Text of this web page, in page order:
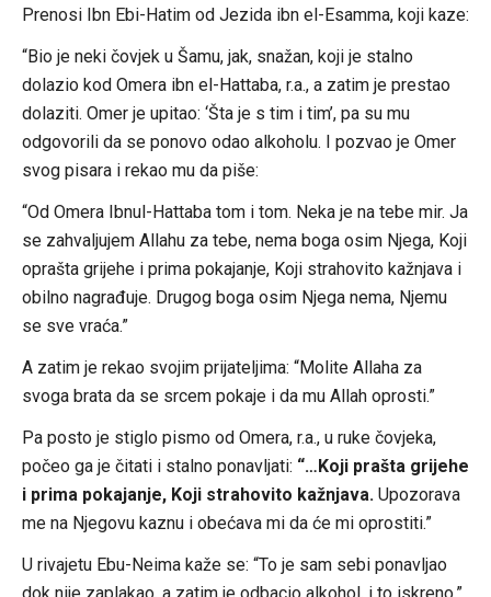
Prenosi Ibn Ebi-Hatim od Jezida ibn el-Esamma, koji kaze:
“Bio je neki čovjek u Šamu, jak, snažan, koji je stalno
dolazio kod Omera ibn el-Hattaba, r.a., a zatim je prestao
dolaziti. Omer je upitao: ‘Šta je s tim i tim’, pa su mu
odgovorili da se ponovo odao alkoholu. I pozvao je Omer
svog pisara i rekao mu da piše:
“Od Omera Ibnul-Hattaba tom i tom. Neka je na tebe mir. Ja
se zahvaljujem Allahu za tebe, nema boga osim Njega, Koji
oprašta grijehe i prima pokajanje, Koji strahovito kažnjava i
obilno nagrađuje. Drugog boga osim Njega nema, Njemu
se sve vraća.”
A zatim je rekao svojim prijateljima: “Molite Allaha za
svoga brata da se srcem pokaje i da mu Allah oprosti.”
Pa posto je stiglo pismo od Omera, r.a., u ruke čovjeka,
počeo ga je čitati i stalno ponavljati: “…Koji prašta grijehe
i prima pokajanje, Koji strahovito kažnjava.Upozorava
me na Njegovu kaznu i obećava mi da će mi oprostiti.”
U rivajetu Ebu-Neima kaže se: “To je sam sebi ponavljao